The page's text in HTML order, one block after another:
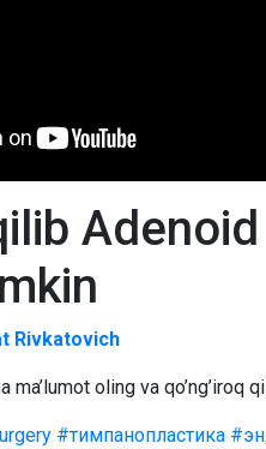
Rivkatovich
ma’lumot oling va
#тимпанопластика